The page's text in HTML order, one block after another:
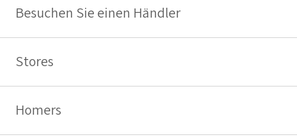
Besuchen Sie einen Händler
Stores
Homers